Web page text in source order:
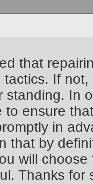
that
tactics. If
standing. In
to ensure
in
that by
will
Thanks